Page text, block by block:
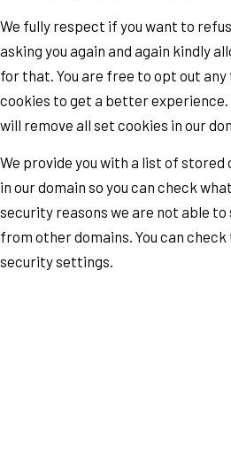
We fully respect if you want to
asking you again and again kindly
for that. You are free to opt out
cookies to get a better experience.
will remove all set cookies in our
We provide you with a list of
in our domain so you can check
security reasons we are not able
from other domains. You can
security settings.